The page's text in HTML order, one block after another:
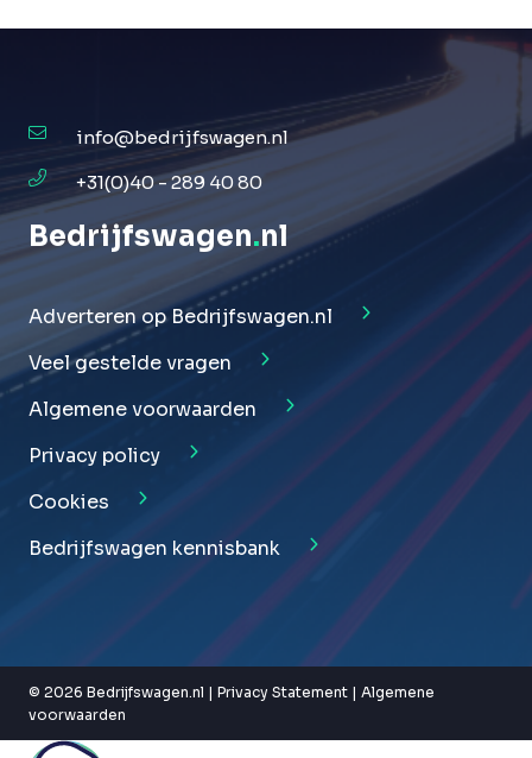
info@bedrijfswagen.nl
+31(0)40 - 289 40 80
Bedrijfswagen.nl
Adverteren op Bedrijfswagen.nl
Veel gestelde vragen
Algemene voorwaarden
Privacy policy
Cookies
Bedrijfswagen kennisbank
© 2026 Bedrijfswagen.nl | Privacy Statement | Algemene
voorwaarden